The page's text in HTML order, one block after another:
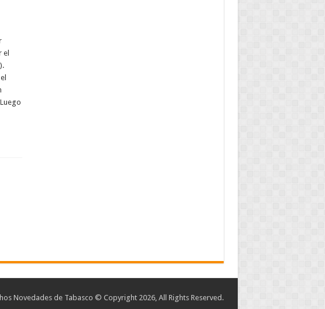
el
Novedades de Tabasco © Copyright 2026, All Rights Reserved.